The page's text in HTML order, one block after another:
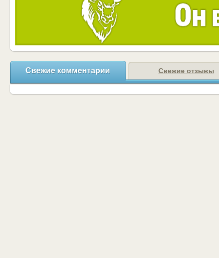
Свежие комментарии Свежие отзывы